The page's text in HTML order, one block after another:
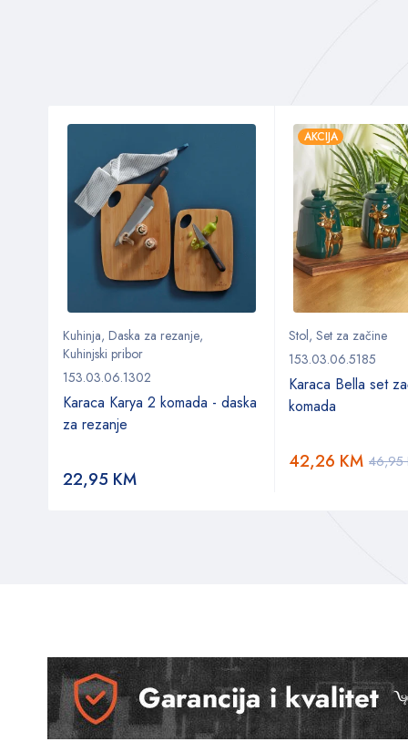
Kuhinja, Daska za rezanje,
Kuhinjski pribor
153.03.06.1302
Karaca Karya 2 komada - daska
za rezanje
22,95 KM
AKCIJA
Stol, Set za začine
153.03.06.5185
Karaca Bella set
komada
46,95
42,26 KM